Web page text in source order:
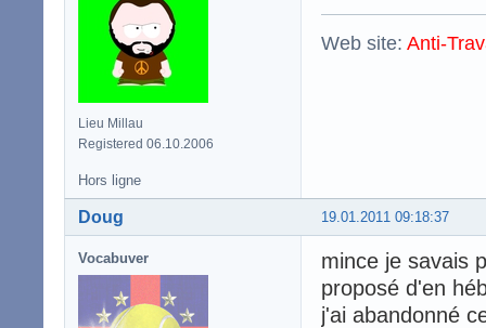
Lieu Millau
Registered 06.10.2006
Web site: Anti-
Hors ligne
19.01.2011 09:18:37
Doug
Vocabuver
mince je savais
proposé d'en
j'ai abandonné